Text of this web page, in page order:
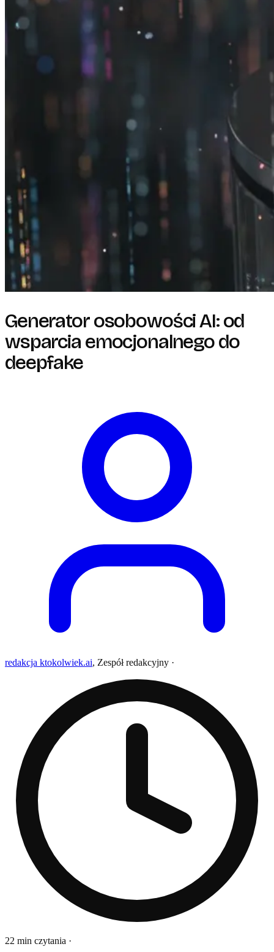
Generator osobowości AI: od
wsparcia emocjonalnego do
deepfake
redakcja ktokolwiek.ai, Zespół redakcyjny ·
22 min czytania ·